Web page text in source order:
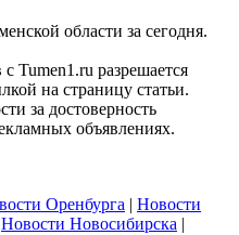
области за сегодня.
Tumen1.ru разрешается
на страницу статьи.
за достоверность
объявлениях.
Оренбурга | Новости
Новости Новосибирска |